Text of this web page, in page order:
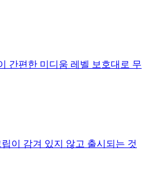
간편한 미디움 레벨 보호대로 무
이 감겨 있지 않고 출시되는 것